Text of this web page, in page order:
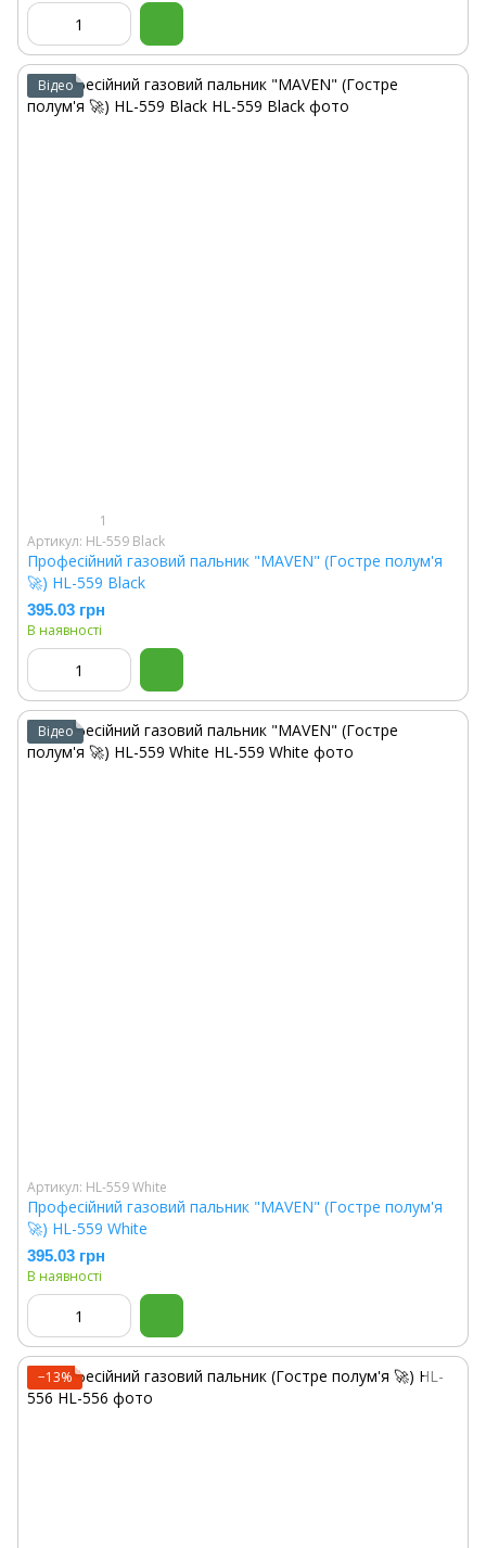
Відео
1
Артикул: HL-559 Black
Професійний газовий пальник "MAVEN" (Гостре полум'я
🚀) HL-559 Black
395.03 грн
В наявності
Відео
Артикул: HL-559 White
Професійний газовий пальник "MAVEN" (Гостре полум'я
🚀) HL-559 White
395.03 грн
В наявності
−13%